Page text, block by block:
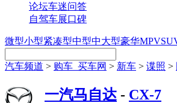
论坛车迷问答
自驾车展口碑
微型小型紧凑型中型中大型豪华MPV
汽车频道 > 购车_买车网 > 新车 > 谍照 >
一汽马自达 - CX-7